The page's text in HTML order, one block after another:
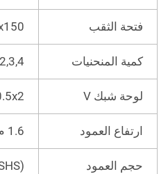
فتحة الثقب 50x150 مم، 50x200 مم، 55x150 مم، 55x200 مم
كمية المنحنيات 2,3,4
لوحة شبك V 0.5x2 م، 0.5x2.5 م، 0.5x3 م، إلخ.
ارتفاع العمود
حجم العمود